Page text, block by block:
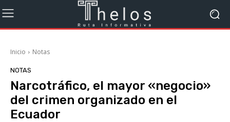
Inicio Notas
NOTAS
Narcotráfico, el mayor «negocio»
del crimen organizado en el
Ecuador